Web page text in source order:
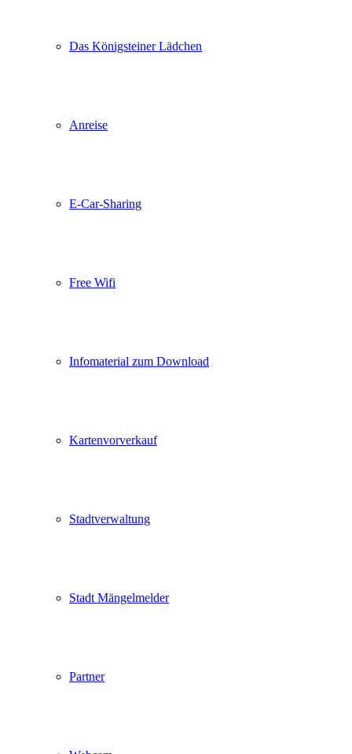
Das Königsteiner Lädchen
Anreise
E-Car-Sharing
Free Wifi
Infomaterial zum Download
Kartenvorverkauf
Stadtverwaltung
Stadt Mängelmelder
Partner